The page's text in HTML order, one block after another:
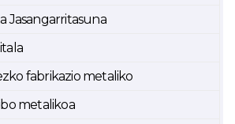
Jasangarritasuna
fabrikazio metaliko
metalikoa